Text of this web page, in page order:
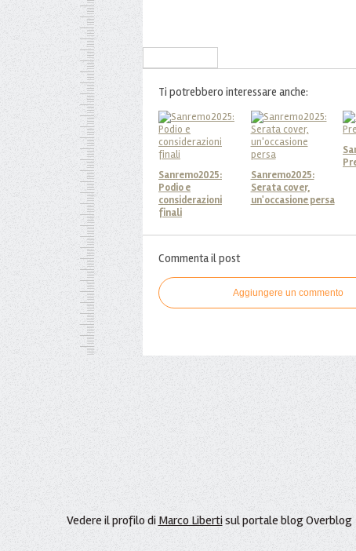
Ti potrebbero interessare anche:
Sanremo2025:
Podio e
considerazioni
finali
Sanremo2025:
Serata cover,
un'occasione persa
Commenta il post
Aggiungere un commento
Vedere il profilo di Marco Libertisul portale blog Overblog